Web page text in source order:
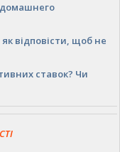
відповісти, щоб не
ставок? Чи